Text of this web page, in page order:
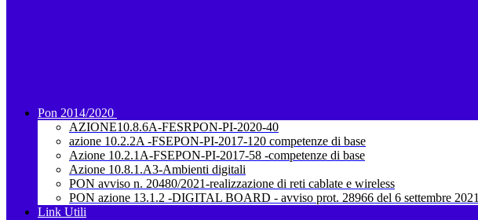
Pon 2014/2020
AZIONE10.8.6A-FESRPON-PI-2020-40
azione 10.2.2A -FSEPON-PI-2017-120 competenze di base
Azione 10.2.1A-FSEPON-PI-2017-58 -competenze di base
Azione 10.8.1.A3-Ambienti digitali
PON avviso n. 20480/2021-realizzazione di reti cablate e wireless
PON azione 13.1.2 -DIGITAL BOARD - avviso prot. 28966 del 6 settembre 2021
Link Utili